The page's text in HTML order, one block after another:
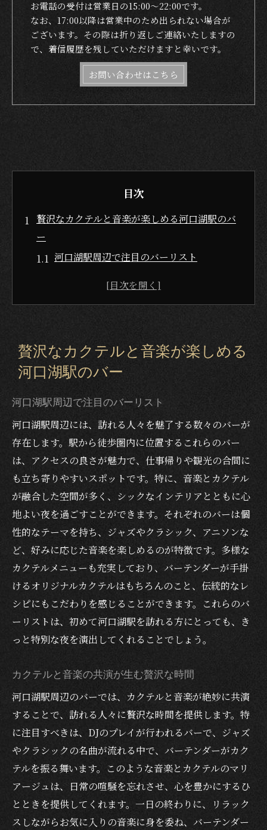
お電話の受付は営業日の15:00〜22:00です。
なお、17:00以降は営業中のため出られない場合が
ございます。その際は折り返しご連絡いたしますの
で、着信履歴を残していただけますと幸いです。
お問い合わせはこちら
目次
贅沢なカクテルと音楽が楽しめる河口湖駅のバ
ー
河口湖駅周辺で注目のバーリスト
音楽とお酒のマリアージュを楽しむ
河口湖駅で出会うバーテンダーのカクテルパフ
ォーマンス
プロのバーテンダーが作る特別な一杯
カクテルづくりの裏側を知る
河口湖駅で体験するカクテルの奥深さ
個性豊かなバーテンダーとの出会い
カクテルパフォーマンスが魅せる美学
河口湖駅のバーで学ぶカクテルの歴史
河口湖駅のバーで楽しむジャズとクラシックの
魅力
ジャズミュージックで贅沢な夜を過ごす
クラシック音楽が奏でる癒しのひととき
音楽好き必見！バースポット紹介
音楽とお酒で心を満たす夜
アニソンとDJが盛り上げる河口湖駅の夜
アニソンイベントで熱狂する夜
河口湖駅で体験するDJの魅力
アニソンとカクテルが織りなす特別な空間
DJパフォーマンスが盛り上げるバー
アニメ好きが集うバーの魅力
DJイベントで知る河口湖駅の夜
河口湖駅で特別な夜を過ごす贅沢なバーの選び
贅沢なカクテルと音楽が楽しめる
河口湖駅のバー
河口湖駅周辺で注目のバーリスト
河口湖駅周辺には、訪れる人々を魅了する数々のバーが
存在します。駅から徒歩圏内に位置するこれらのバー
は、アクセスの良さが魅力で、仕事帰りや観光の合間に
も立ち寄りやすいスポットです。特に、音楽とカクテル
が融合した空間が多く、シックなインテリアとともに心
地よい夜を過ごすことができます。それぞれのバーは個
性的なテーマを持ち、ジャズやクラシック、アニソンな
ど、好みに応じた音楽を楽しめるのが特徴です。多様な
カクテルメニューも充実しており、バーテンダーが手掛
けるオリジナルカクテルはもちろんのこと、伝統的なレ
シピにもこだわりを感じることができます。これらのバ
ーリストは、初めて河口湖駅を訪れる方にとっても、き
っと特別な夜を演出してくれることでしょう。
カクテルと音楽の共演が生む贅沢な時間
河口湖駅周辺のバーでは、カクテルと音楽が絶妙に共演
することで、訪れる人々に贅沢な時間を提供します。特
に注目すべきは、DJのプレイが行われるバーで、ジャズ
やクラシックの名曲が流れる中で、バーテンダーがカク
テルを振る舞います。このような音楽とカクテルのマリ
アージュは、日常の喧騒を忘れさせ、心を豊かにするひ
とときを提供してくれます。一日の終わりに、リラック
スしながらお気に入りの音楽に身を委ね、バーテンダー